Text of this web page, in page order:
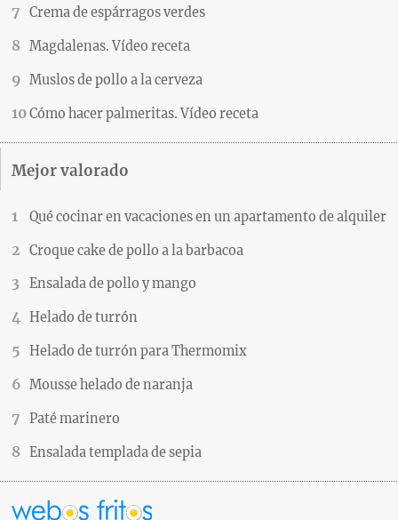
Crema de espárragos verdes
Magdalenas. Vídeo receta
Muslos de pollo a la cerveza
Cómo hacer palmeritas. Vídeo receta
Mejor valorado
Qué cocinar en vacaciones en un apartamento de alquiler
Croque cake de pollo a la barbacoa
Ensalada de pollo y mango
Helado de turrón
Helado de turrón para Thermomix
Mousse helado de naranja
Paté marinero
Ensalada templada de sepia